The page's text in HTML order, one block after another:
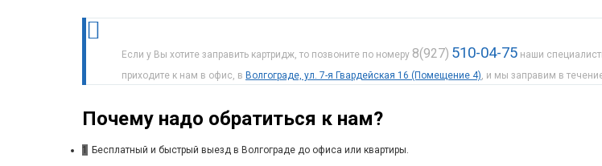
Если у Вы хотите заправить картридж, то позвоните по номеру 8(927) 510-04-75 наши
приходите к нам в офис, в Волгограде, ул. 7-я Гвардейская 16 (Помещение 4), и мы заправим в
Почему надо обратиться к нам?
1 Бесплатный и быстрый выезд в Волгограде до офиса или квартиры.